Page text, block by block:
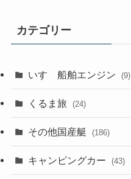
カテゴリー
いすゞ船舶エンジン (9)
くるま旅 (24)
その他国産艇 (186)
キャンピングカー (43)